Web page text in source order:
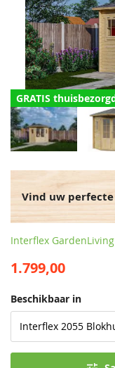
GRATIS
Vind uw
Interflex GardenLiving
1.799,00
Beschikbaar in